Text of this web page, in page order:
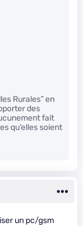
Rurales” en
des
fait
qu’elles soient
un pc/gsm